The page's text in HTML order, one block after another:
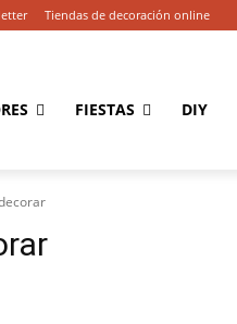
Tiendas de decoración online
FIESTAS DIY